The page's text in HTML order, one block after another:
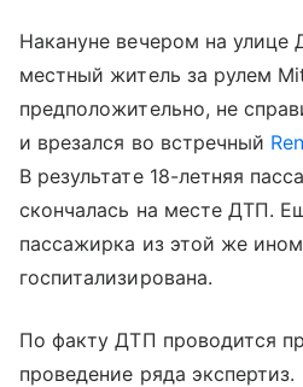
Накануне вечером на
местный житель за рулем
предположительно, не
и врезался во встречный
В результате 18-летняя
скончалась на месте ДТП.
пассажирка из этой же
госпитализирована.
По факту ДТП проводится
проведение ряда экспертиз.